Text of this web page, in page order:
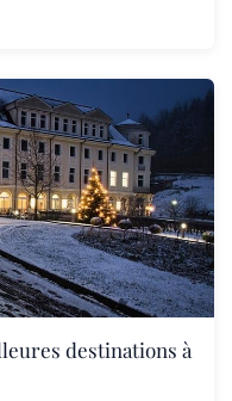
destinations à